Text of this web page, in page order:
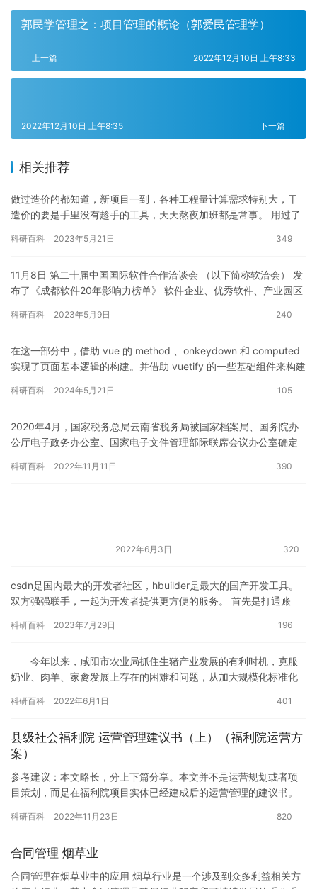
郭民学管理之：项目管理的概论（郭爱民管理学）
上一篇 2022年12月10日 上午8:33
下一篇
2022年12月10日 上午8:35
相关推荐
做过造价的都知道，新项目一到，各种工程量计算需求特别大，干
造价的要是手里没有趁手的工具，天天熬夜加班都是常事。 用过了
土…
科研百科 2023年5月21日 349
11月8日 第二十届中国国际软件合作洽谈会 （以下简称软洽会） 发
布了《成都软件20年影响力榜单》 软件企业、优秀软件、产业园区
科研百科 2023年5月9日 240
在这一部分中，借助 vue 的 method 、onkeydown 和 computed
实现了页面基本逻辑的构建。并借助 vuetify 的一些基础组件来构建
科研百科 2024年5月21日 105
2020年4月，国家税务总局云南省税务局被国家档案局、国务院办
公厅电子政务办公室、国家电子文件管理部际联席会议办公室确定
位…
科研百科 2022年11月11日 390
2022年6月3日 320
csdn是国内最大的开发者社区，hbuilder是最大的国产开发工具。
双方强强联手，一起为开发者提供更方便的服务。 首先是打通账
科研百科 2023年7月29日 196
今年以来，咸阳市农业局抓住生猪产业发展的有利时机，克服
奶业、肉羊、家禽发展上存在的困难和问题，从加大规模化标准化
保证全…
科研百科 2022年6月1日 401
县级社会福利院 运营管理建议书（上）（福利院运营方
案）
参考建议：本文略长，分上下篇分享。本文并不是运营规划或者项
目策划，而是在福利院项目实体已经建成后的运营管理的建议书。
因地制…
科研百科 2022年11月23日 820
合同管理 烟草业
合同管理在烟草业中的应用 烟草行业是一个涉及到众多利益相关方